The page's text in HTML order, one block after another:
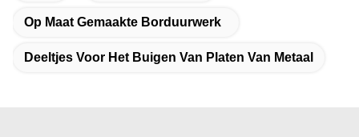
Op Maat Gemaakte Borduurwerk
Deeltjes Voor Het Buigen Van Platen Van Metaal